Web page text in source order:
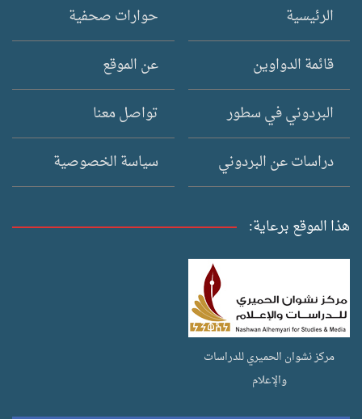
الرئيسية
قائمة الدواوين
البردوني في سطور
دراسات عن البردوني
حوارات صحفية
عن الموقع
تواصل معنا
سياسة الخصوصية
هذا الموقع برعاية:
مركز نشوان الحميري للدراسات
والإعلام